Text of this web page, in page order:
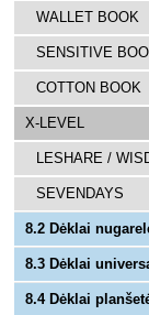
WALLET BOOK
SENSITIVE
COTTON BOOK
X-LEVEL
LESHARE /
SEVENDAYS
8.2 Dėklai
8.3 Dėklai
8.4 Dėklai